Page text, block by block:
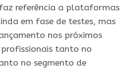
referência a plataformas
em fase de testes, mas
nos próximos
tanto no
no segmento de